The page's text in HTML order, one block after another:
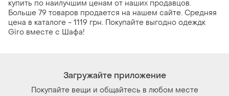
купить по наилучшим ценам от наших продавцов.
Больше 79 товаров продается на нашем сайте. Средняя
цена в каталоге - 1119 грн. Покупайте выгодно одеждк
Giro вместе с Шафа!
Загружайте приложение
Покупайте вещи и общайтесь в любом месте